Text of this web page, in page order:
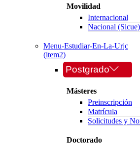
Movilidad
Internacional
Nacional (Sicue)
Menu-Estudiar-En-La-Urjc
(item2)
Postgrado
Másteres
Preinscripción
Matrícula
Solicitudes y
Doctorado